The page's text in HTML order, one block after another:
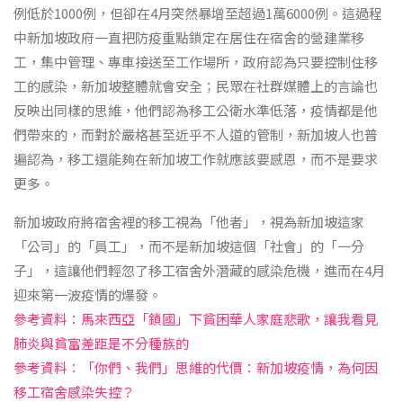
例低於1000例，但卻在4月突然暴增至超過1萬6000例。這過程
中新加坡政府一直把防疫重點鎖定在居住在宿舍的營建業移
工，集中管理、專車接送至工作場所，政府認為只要控制住移
工的感染，新加坡整體就會安全；民眾在社群媒體上的言論也
反映出同樣的思維，他們認為移工公衛水準低落，疫情都是他
們帶來的，而對於嚴格甚至近乎不人道的管制，新加坡人也普
遍認為，移工還能夠在新加坡工作就應該要感恩，而不是要求
更多。
新加坡政府將宿舍裡的移工視為「他者」，視為新加坡這家
「公司」的「員工」，而不是新加坡這個「社會」的「一分
子」，這讓他們輕忽了移工宿舍外潛藏的感染危機，進而在4月
迎來第一波疫情的爆發。
參考資料：馬來西亞「鎖國」下貧困華人家庭悲歌，讓我看見
肺炎與貧富差距是不分種族的
參考資料：「你們、我們」思維的代價：新加坡疫情，為何因
移工宿舍感染失控？